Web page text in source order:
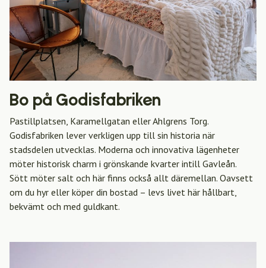
Bo på Godisfabriken
Pastillplatsen, Karamellgatan eller Ahlgrens Torg.
Godisfabriken lever verkligen upp till sin historia när
stadsdelen utvecklas. Moderna och innovativa lägenheter
möter historisk charm i grönskande kvarter intill Gavleån.
Sött möter salt och här finns också allt däremellan. Oavsett
om du hyr eller köper din bostad – levs livet här hållbart,
bekvämt och med guldkant.